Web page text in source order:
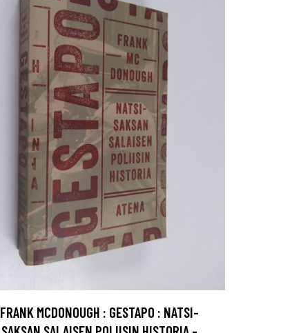
FRANK MCDONOUGH : GESTAPO : NATSI-